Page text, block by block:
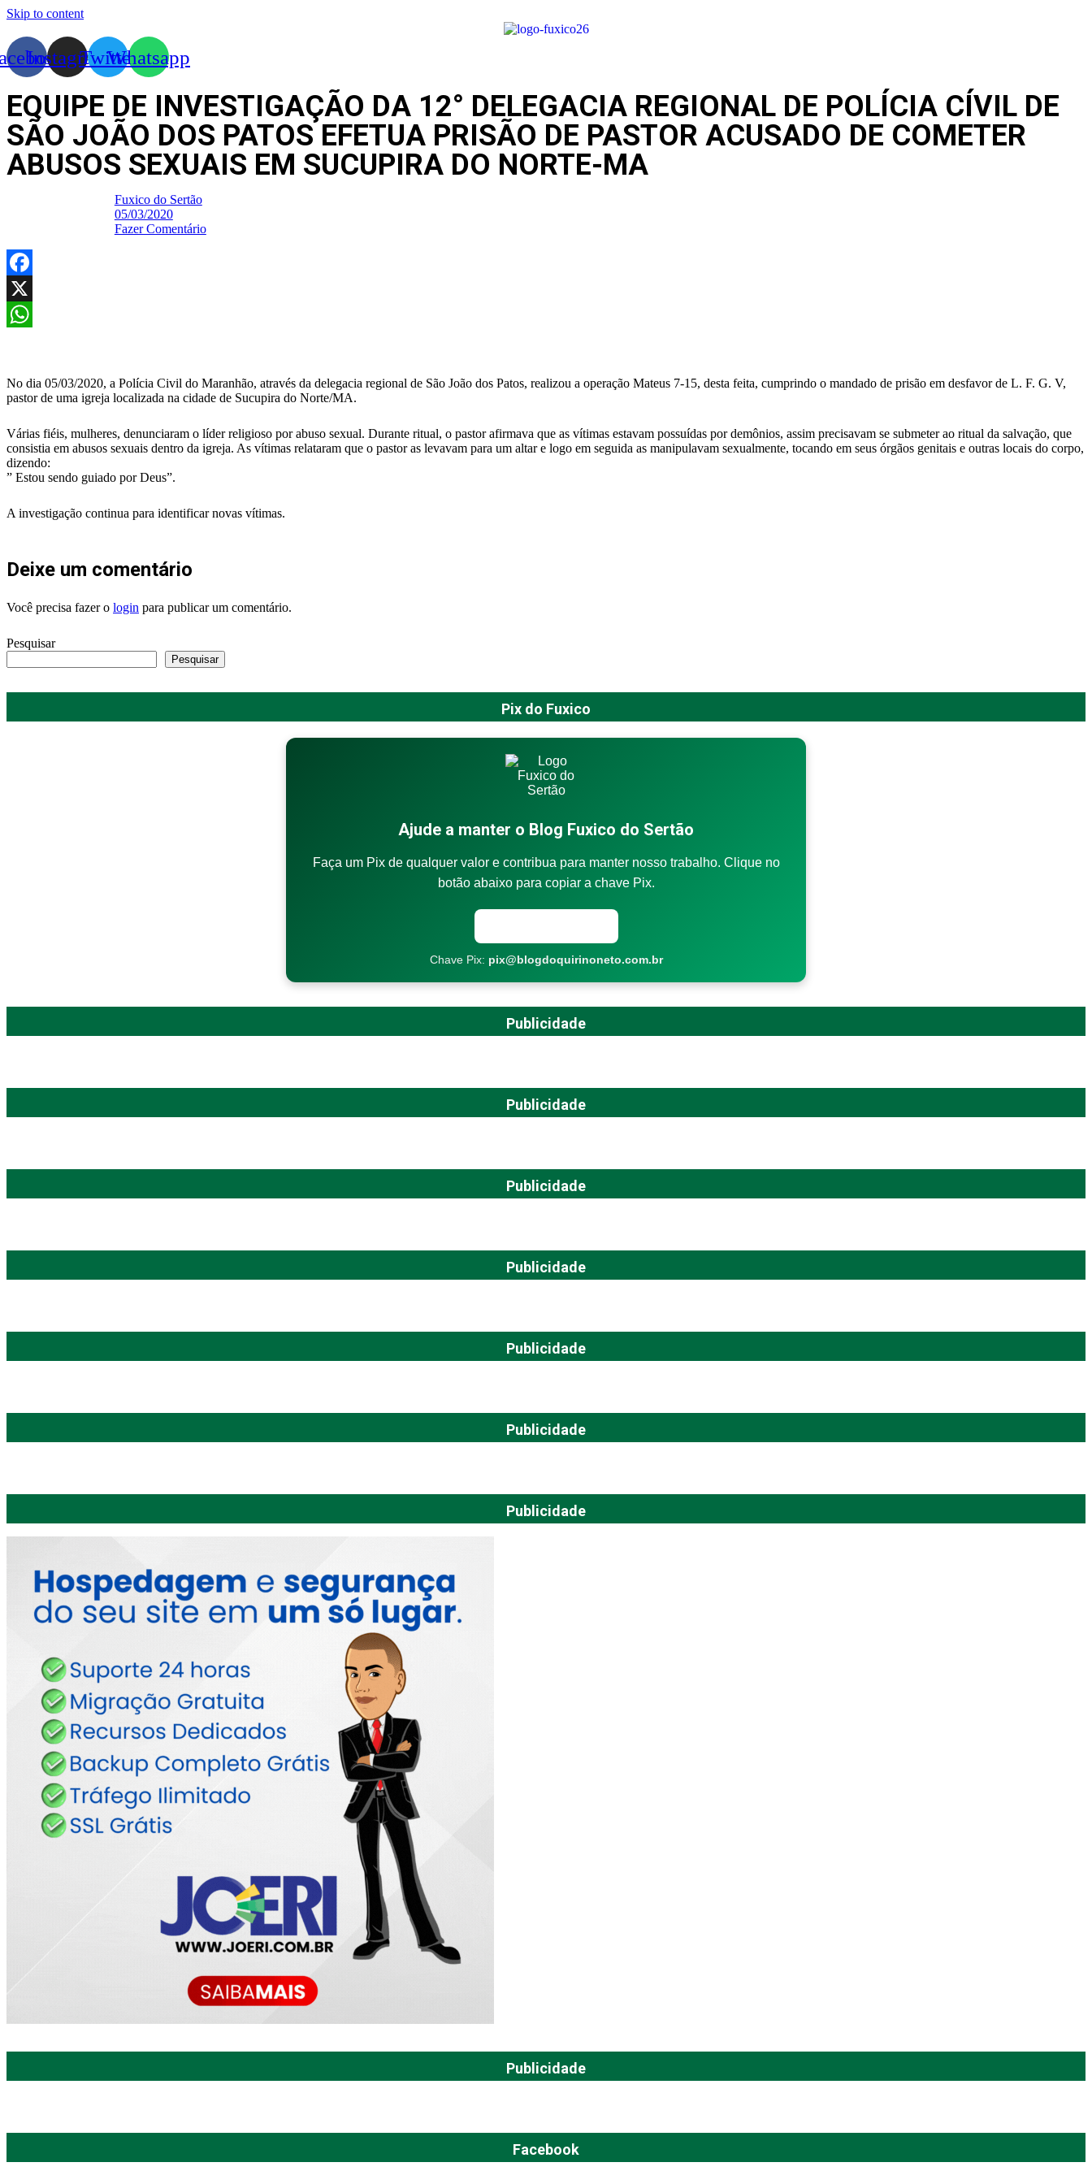
Skip to content
InstagramTwitterWhatsapp
EQUIPE DE INVESTIGAÇÃO DA 12° DELEGACIA REGIONAL DE POLÍCIA CÍVIL DE
SÃO JOÃO DOS PATOS EFETUA PRISÃO DE PASTOR ACUSADO DE COMETER
ABUSOS SEXUAIS EM SUCUPIRA DO NORTE-MA
Fuxico do Sertão
05/03/2020
Fazer Comentário
Facebook
X
No dia 05/03/2020, a Polícia Civil do Maranhão, através da delegacia regional de São João dos Patos, realizou a operação Mateus 7-15, desta feita, cumprindo o mandado de prisão em desfavor de L. F. G. V,
pastor de uma igreja localizada na cidade de Sucupira do Norte/MA.
Várias fiéis, mulheres, denunciaram o líder religioso por abuso sexual. Durante ritual, o pastor afirmava que as vítimas estavam possuídas por demônios, assim precisavam se submeter ao ritual da salvação, que
consistia em abusos sexuais dentro da igreja. As vítimas relataram que o pastor as levavam para um altar e logo em seguida as manipulavam sexualmente, tocando em seus órgãos genitais e outras locais do corpo,
dizendo:
” Estou sendo guiado por Deus”.
A investigação continua para identificar novas vítimas.
Deixe um comentário
Você precisa fazer o login para publicar um comentário.
Pesquisar
Pesquisar
Pix do Fuxico
Ajude a manter o Blog Fuxico do Sertão
Faça um Pix de qualquer valor e contribua para manter nosso trabalho. Clique no
botão abaixo para copiar a chave Pix.
Chave Pix: pix@blogdoquirinoneto.com.br
Publicidade
Publicidade
Publicidade
Publicidade
Publicidade
Publicidade
Publicidade
Publicidade
Facebook